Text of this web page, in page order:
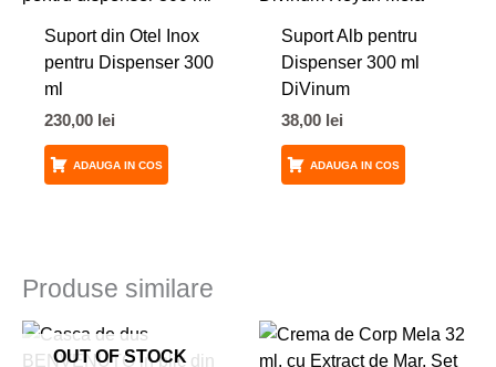
Suport din Otel Inox
pentru Dispenser 300
ml
230,00 lei
ADAUGA IN COS
Suport Alb pentru
Dispenser 300 ml
DiVinum
38,00 lei
ADAUGA IN COS
Produse similare
OUT OF STOCK